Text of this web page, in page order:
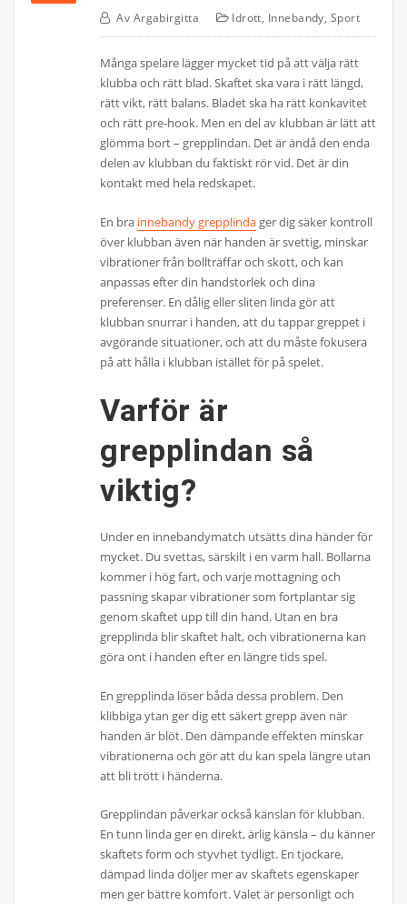
Av Argabirgitta Idrott, Innebandy, Sport
Många spelare lägger mycket tid på att välja rätt
klubba och rätt blad. Skaftet ska vara i rätt längd,
rätt vikt, rätt balans. Bladet ska ha rätt konkavitet
och rätt pre-hook. Men en del av klubban är lätt att
glömma bort – grepplindan. Det är ändå den enda
delen av klubban du faktiskt rör vid. Det är din
kontakt med hela redskapet.
En bra innebandy grepplinda ger dig säker kontroll
över klubban även när handen är svettig, minskar
vibrationer från bollträffar och skott, och kan
anpassas efter din handstorlek och dina
preferenser. En dålig eller sliten linda gör att
klubban snurrar i handen, att du tappar greppet i
avgörande situationer, och att du måste fokusera
på att hålla i klubban istället för på spelet.
Varför är
grepplindan så
viktig?
Under en innebandymatch utsätts dina händer för
mycket. Du svettas, särskilt i en varm hall. Bollarna
kommer i hög fart, och varje mottagning och
passning skapar vibrationer som fortplantar sig
genom skaftet upp till din hand. Utan en bra
grepplinda blir skaftet halt, och vibrationerna kan
göra ont i handen efter en längre tids spel.
En grepplinda löser båda dessa problem. Den
klibbiga ytan ger dig ett säkert grepp även när
handen är blöt. Den dämpande effekten minskar
vibrationerna och gör att du kan spela längre utan
att bli trött i händerna.
Grepplindan påverkar också känslan för klubban.
En tunn linda ger en direkt, ärlig känsla – du känner
skaftets form och styvhet tydligt. En tjockare,
dämpad linda döljer mer av skaftets egenskaper
men ger bättre komfort. Valet är personligt och